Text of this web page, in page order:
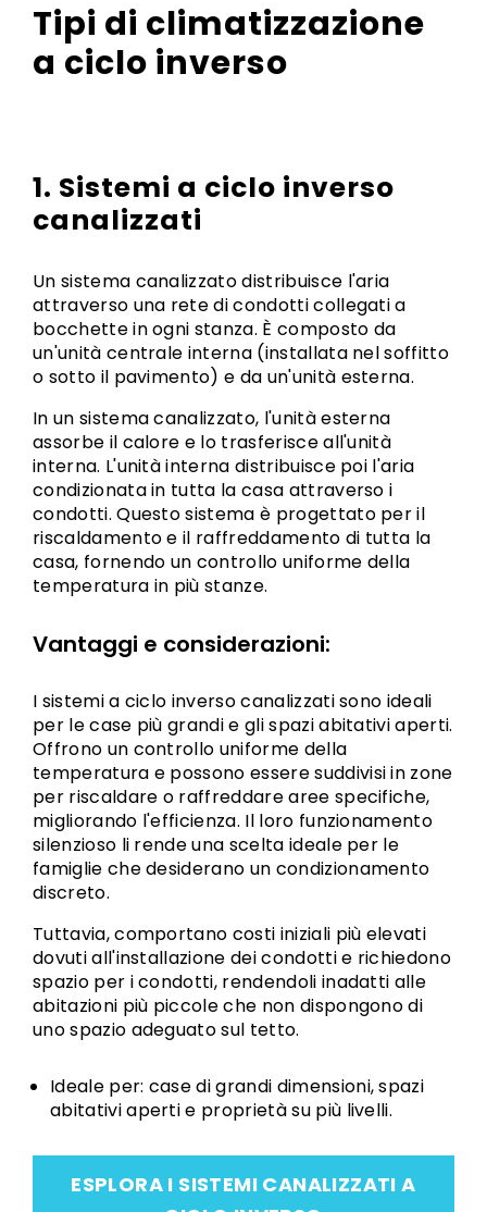
Tipi di climatizzazione
a ciclo inverso
1. Sistemi a ciclo inverso
canalizzati
Un sistema canalizzato distribuisce l'aria
attraverso una rete di condotti collegati a
bocchette in ogni stanza. È composto da
un'unità centrale interna (installata nel soffitto
o sotto il pavimento) e da un'unità esterna.
In un sistema canalizzato, l'unità esterna
assorbe il calore e lo trasferisce all'unità
interna. L'unità interna distribuisce poi l'aria
condizionata in tutta la casa attraverso i
condotti. Questo sistema è progettato per il
riscaldamento e il raffreddamento di tutta la
casa, fornendo un controllo uniforme della
temperatura in più stanze.
Vantaggi e considerazioni:
I sistemi a ciclo inverso canalizzati sono ideali
per le case più grandi e gli spazi abitativi aperti.
Offrono un controllo uniforme della
temperatura e possono essere suddivisi in zone
per riscaldare o raffreddare aree specifiche,
migliorando l'efficienza. Il loro funzionamento
silenzioso li rende una scelta ideale per le
famiglie che desiderano un condizionamento
discreto.
Tuttavia, comportano costi iniziali più elevati
dovuti all'installazione dei condotti e richiedono
spazio per i condotti, rendendoli inadatti alle
abitazioni più piccole che non dispongono di
uno spazio adeguato sul tetto.
Ideale per: case di grandi dimensioni, spazi
abitativi aperti e proprietà su più livelli.
ESPLORA I SISTEMI CANALIZZATI A